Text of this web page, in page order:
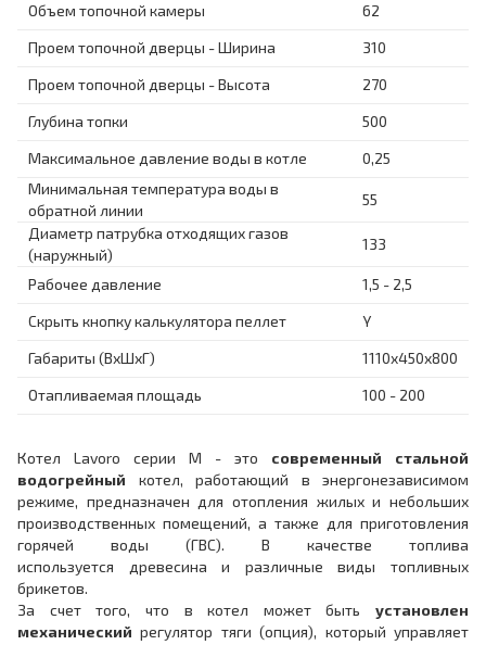
Объем топочной камеры
62
Проем топочной дверцы - Ширина
310
Проем топочной дверцы - Высота
270
Глубина топки
500
Максимальное давление воды в котле
0,25
Минимальная температура воды в
обратной линии
55
Диаметр патрубка отходящих газов
(наружный)
133
Рабочее давление
1,5 - 2,5
Скрыть кнопку калькулятора пеллет
Y
Габариты (ВхШхГ)
1110x450x800
Отапливаемая площадь
100 - 200
Котел Lavoro серии M - это современный стальной
водогрейный котел, работающий в энергонезависимом
режиме, предназначен для отопления жилых и небольших
производственных помещений, а также для приготовления
горячей воды (ГВС). В качестве топлива
используется древесина и различные виды топливных
брикетов.
За счет того, что в котел может быть установлен
механический регулятор тяги (опция), который управляет